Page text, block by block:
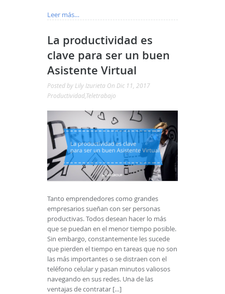
Leer más…
La productividad es
clave para ser un buen
Asistente Virtual
Posted by Lily Izurieta On Dic 11, 2017
Productividad,Teletrabajo
Tanto emprendedores como grandes
empresarios sueñan con ser personas
productivas. Todos desean hacer lo más
que se puedan en el menor tiempo posible.
Sin embargo, constantemente les sucede
que pierden el tiempo en tareas que no son
las más importantes o se distraen con el
teléfono celular y pasan minutos valiosos
navegando en sus redes. Una de las
ventajas de contratar […]